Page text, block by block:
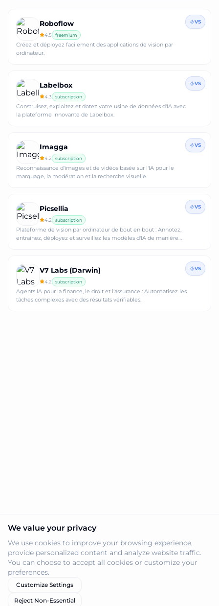
Roboflow
4.5 freemium
Créez et déployez facilement des applications de vision par
ordinateur.
VS
Labelbox
4.3 subscription
Construisez, exploitez et dotez votre usine de données d'IA avec
la plateforme innovante de Labelbox.
VS
Imagga
4.2 subscription
Reconnaissance d'images et de vidéos basée sur l'IA pour le
marquage, la modération et la recherche visuelle.
VS
Picsellia
4.2 subscription
Plateforme de vision par ordinateur de bout en bout : Annotez,
entraînez, déployez et surveillez les modèles d'IA de manière
VS
V7 Labs (Darwin)
4.2 subscription
Agents IA pour la finance, le droit et l'assurance : Automatisez les
tâches complexes avec des résultats vérifiables.
VS
We value your privacy
We use cookies to improve your browsing experience,
provide personalized content and analyze website traffic.
You can choose to accept all cookies or customize your
preferences.
Customize Settings
Reject Non-Essential